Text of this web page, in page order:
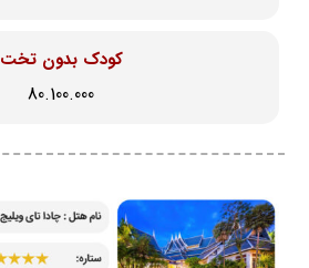
کودک بدون تخت
80.100.000